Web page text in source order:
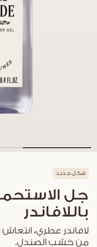
شكل جديد
جل
باللافاندر
لافاندر عطري،
من خشب الصندل.